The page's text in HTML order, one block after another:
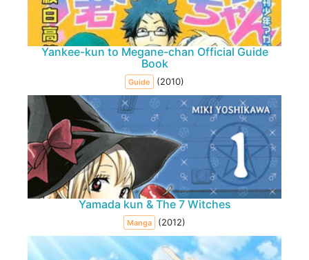
Yankee-kun to Megane-chan Official Guide
Book
Guide (2010)
Yamada kun & The 7 Witches
Manga (2012)